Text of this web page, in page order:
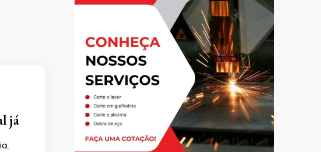
já